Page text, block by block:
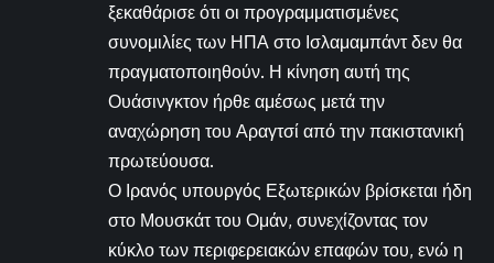
ξεκαθάρισε ότι οι προγραμματισμένες
συνομιλίες των ΗΠΑ στο Ισλαμαμπάντ δεν θα
πραγματοποιηθούν. Η κίνηση αυτή της
Ουάσινγκτον ήρθε αμέσως μετά την
αναχώρηση του Αραγτσί από την πακιστανική
πρωτεύουσα.
Ο Ιρανός υπουργός Εξωτερικών βρίσκεται ήδη
στο Μουσκάτ του Ομάν, συνεχίζοντας τον
κύκλο των περιφερειακών επαφών του, ενώ η